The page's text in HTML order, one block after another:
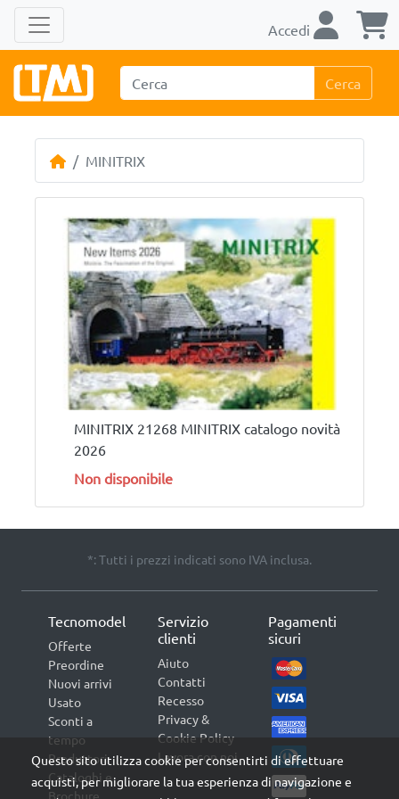
Accedi
Cerca
MINITRIX
MINITRIX 21268 MINITRIX catalogo novità
2026
Non disponibile
*: Tutti i prezzi indicati sono IVA inclusa.
Tecnomodel
Offerte
Preordine
Nuovi arrivi
Usato
Sconti a
tempo
Produttori
Cataloghi e
Brochure
Servizio
clienti
Aiuto
Contatti
Recesso
Privacy &
Cookie Policy
Lavora con noi
Pagamenti
sicuri
Questo sito utilizza cookie per consentirti di effettuare
acquisti, per migliorare la tua esperienza di navigazione e